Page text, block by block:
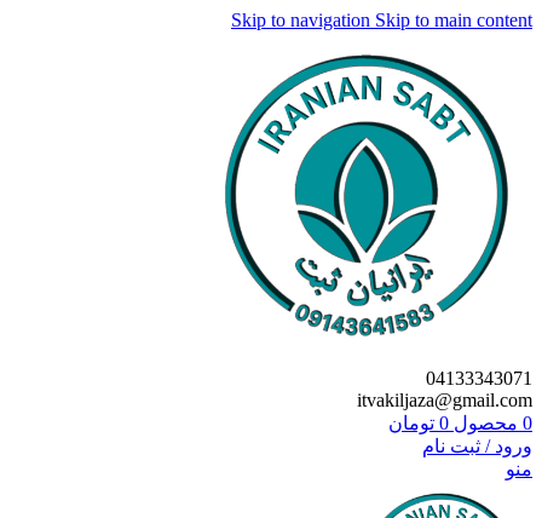
Skip to navigation Skip to main content
04133343071
itvakiljaza@gmail.com
0 محصول 0 تومان
ورود / ثبت نام
منو